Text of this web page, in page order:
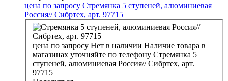
цена по запросу Стремянка 5 ступеней, алюминиевая
Россия// Сибртех, арт. 97715
цена по запросу Нет в наличии Наличие товара в
магазинах уточняйте по телефону Стремянка 5
ступеней, алюминиевая Россия// Сибртех, арт.
97715